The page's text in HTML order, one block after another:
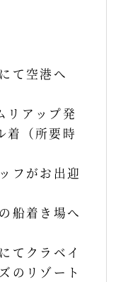
て空港へ
リアップ発
（所要時
フがお出迎
船着き場へ
てクラベイ
のリゾート